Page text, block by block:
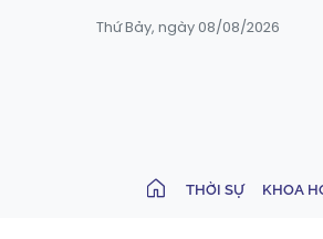
Thứ Bảy, ngày 08/08/2026
THỜI SỰ KHOA